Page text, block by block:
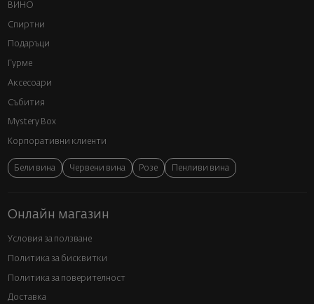
ВИНО
Спиртни
Подаръци
Гурме
Аксесоари
Събития
Mystery Box
Корпоративни клиенти
Бели вина Червени вина Розе Пенливи вина
Онлайн магазин
Условия за ползване
Политика за бисквитки
Политика за поверителност
Доставка